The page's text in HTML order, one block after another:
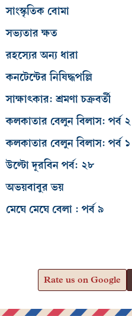
সাংস্কৃতিক বোমা
সভ্যতার ক্ষত
রহস্যের অন্য ধারা
কনটেন্টের নিষিদ্ধপল্লি
সাক্ষাৎকার: শ্রমণা চক্রবর্তী
কলকাতার বেলুন বিলাস: পর্ব ২
কলকাতার বেলুন বিলাস: পর্ব ১
উল্টো দূরবিন পর্ব: ২৮
অভয়বাবুর ভয়
মেঘে মেঘে বেলা : পর্ব ৯
Rate us on Google